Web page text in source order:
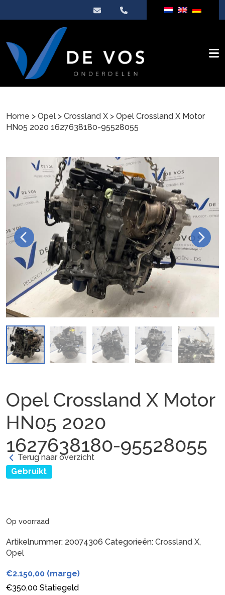
Home > Opel > Crossland X > Opel Crossland X Motor
HN05 2020 1627638180-95528055
Opel Crossland X Motor
HN05 2020
1627638180-95528055
Gebruikt
Terug naar overzicht
Op voorraad
Artikelnummer: 20074306 Categorieën: Crossland X,
Opel
€2.150,00 (marge)
€350,00 Statiegeld